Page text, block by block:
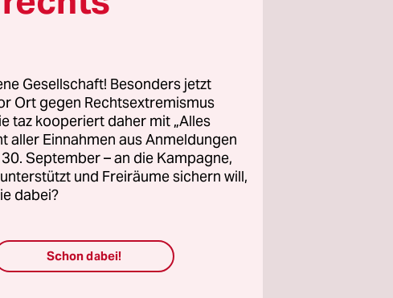
zu haben.
eine
Sliwjak, der
Laut einem
Geld aus dem
eintragen.
Gesellschaft! Besonders jetzt
Ort gegen Rechtsextremismus
taz kooperiert daher mit „Alles
aller Einnahmen aus Anmeldungen
September – an die Kampagne,
und Freiräume sichern will,
dabei?
Schon dabei!